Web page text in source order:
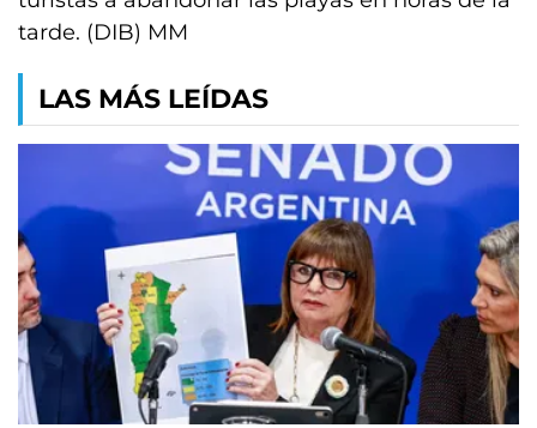
tarde. (DIB) MM
LAS MÁS LEÍDAS